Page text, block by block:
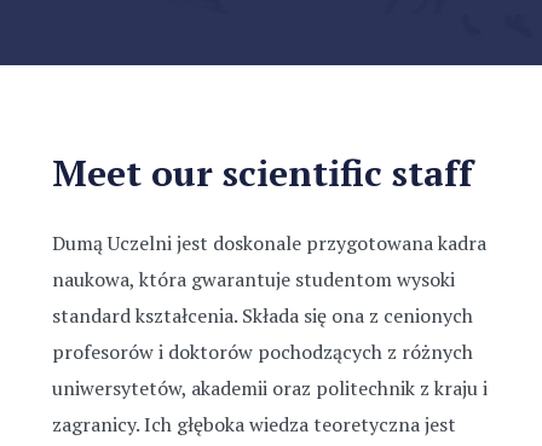
Meet our scientific staff
Dumą Uczelni jest doskonale przygotowana kadra
naukowa, która gwarantuje studentom wysoki
standard kształcenia. Składa się ona z cenionych
profesorów i doktorów pochodzących z różnych
uniwersytetów, akademii oraz politechnik z kraju i
zagranicy. Ich głęboka wiedza teoretyczna jest